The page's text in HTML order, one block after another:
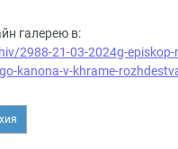
галерею в:
2988-21-03-2024g-
kanona-v-khrame-